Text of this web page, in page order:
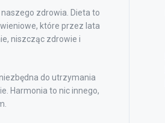
zdrowia. Dieta to
które przez lata
niszcząc zdrowie i
do utrzymania
Harmonia to nic innego,